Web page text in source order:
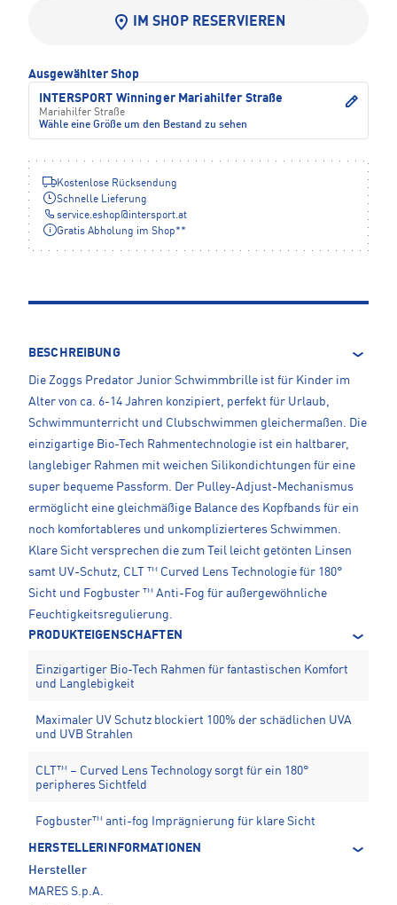
IM SHOP RESERVIEREN
Ausgewählter Shop
INTERSPORT Winninger Mariahilfer Straße
Mariahilfer Straße
Wähle eine Größe um den Bestand zu sehen
Kostenlose Rücksendung
Schnelle Lieferung
service.eshop@intersport.at
Gratis Abholung im Shop**
BESCHREIBUNG
Die Zoggs Predator Junior Schwimmbrille ist für Kinder im
Alter von ca. 6-14 Jahren konzipiert, perfekt für Urlaub,
Schwimmunterricht und Clubschwimmen gleichermaßen. Die
einzigartige Bio-Tech Rahmentechnologie ist ein haltbarer,
langlebiger Rahmen mit weichen Silikondichtungen für eine
super bequeme Passform. Der Pulley-Adjust-Mechanismus
ermöglicht eine gleichmäßige Balance des Kopfbands für ein
noch komfortableres und unkomplizierteres Schwimmen.
Klare Sicht versprechen die zum Teil leicht getönten Linsen
samt UV-Schutz, CLT ™ Curved Lens Technologie für 180°
Sicht und Fogbuster ™ Anti-Fog für außergewöhnliche
Feuchtigkeitsregulierung.
PRODUKTEIGENSCHAFTEN
Einzigartiger Bio-Tech Rahmen für fantastischen Komfort
und Langlebigkeit
Maximaler UV Schutz blockiert 100% der schädlichen UVA
und UVB Strahlen
CLT™ – Curved Lens Technology sorgt für ein 180°
peripheres Sichtfeld
Fogbuster™ anti-fog Imprägnierung für klare Sicht
HERSTELLERINFORMATIONEN
Hersteller
MARES S.p.A.